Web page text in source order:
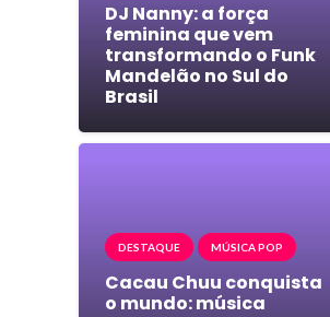
DJ Nanny: a força
feminina que vem
transformando o Funk
Mandelão no Sul do
Brasil
DESTAQUE MÚSICA POP
Cacau Chuu conquista
o mundo: música